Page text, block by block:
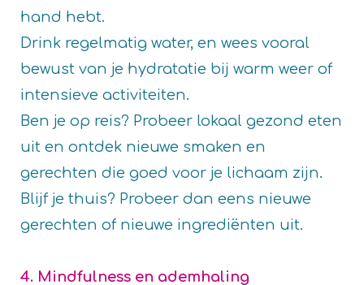
hand hebt.
Drink regelmatig water, en wees vooral
bewust van je hydratatie bij warm weer of
intensieve activiteiten.
Ben je op reis? Probeer lokaal gezond eten
uit en ontdek nieuwe smaken en
gerechten die goed voor je lichaam zijn.
Blijf je thuis? Probeer dan eens nieuwe
gerechten of nieuwe ingrediënten uit.
4. Mindfulness en ademhaling